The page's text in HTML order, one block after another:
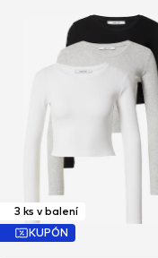
3 ks v balení
KUPÓN